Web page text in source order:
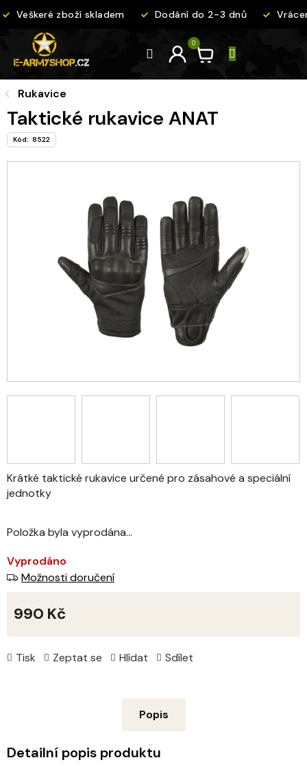
na Veškeré zboží skladem Dodání do 2-3 dnů
Rukavice
Taktické rukavice ANAT
Kód: 8522
Položka byla vyprodána…
Krátké taktické rukavice určené pro zásahové a speciální
jednotky
Tisk Zeptat se Hlídat Sdílet
Vyprodáno
Možnosti doručení
990 Kč
cena:
Popis
Detailní popis produktu